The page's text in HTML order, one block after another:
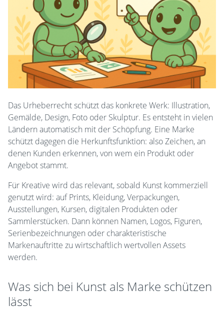
Das Urheberrecht schützt das konkrete Werk: Illustration,
Gemälde, Design, Foto oder Skulptur. Es entsteht in vielen
Ländern automatisch mit der Schöpfung. Eine Marke
schützt dagegen die Herkunftsfunktion: also Zeichen, an
denen Kunden erkennen, von wem ein Produkt oder
Angebot stammt.
Für Kreative wird das relevant, sobald Kunst kommerziell
genutzt wird: auf Prints, Kleidung, Verpackungen,
Ausstellungen, Kursen, digitalen Produkten oder
Sammlerstücken. Dann können Namen, Logos, Figuren,
Serienbezeichnungen oder charakteristische
Markenauftritte zu wirtschaftlich wertvollen Assets
werden.
Was sich bei Kunst als Marke schützen
lässt